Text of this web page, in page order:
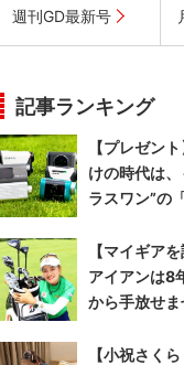
週刊GD最新号
記事ランキング
【プレゼン
けの時代は
ラスワン”の
【マイギア
アイアンは8
から手放せま
【小祝さく